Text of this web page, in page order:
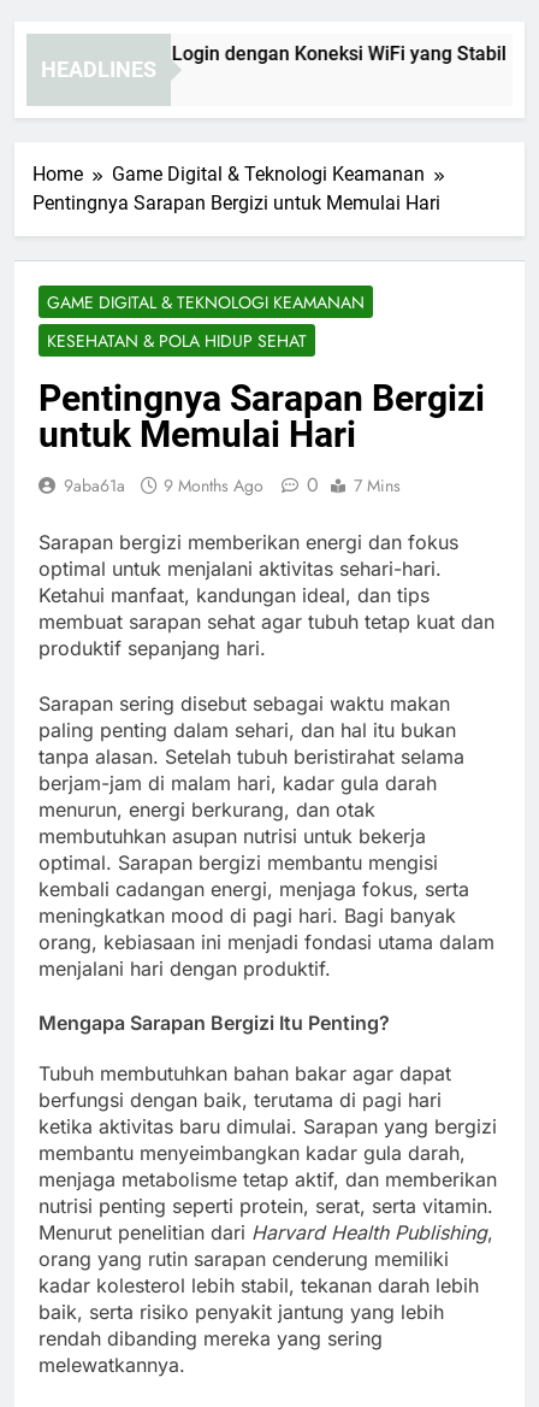
HEADLINES
EDWINSLOT Login dengan Koneksi WiFi yang Stabil
Ago
Home
Game Digital & Teknologi Keamanan
Pentingnya Sarapan Bergizi untuk Memulai Hari
GAME DIGITAL & TEKNOLOGI KEAMANAN
KESEHATAN & POLA HIDUP SEHAT
Pentingnya Sarapan Bergizi
untuk Memulai Hari
9aba61a 9 Months Ago 0 7 Mins
Sarapan bergizi memberikan energi dan fokus
optimal untuk menjalani aktivitas sehari-hari.
Ketahui manfaat, kandungan ideal, dan tips
membuat sarapan sehat agar tubuh tetap kuat dan
produktif sepanjang hari.
Sarapan sering disebut sebagai waktu makan
paling penting dalam sehari, dan hal itu bukan
tanpa alasan. Setelah tubuh beristirahat selama
berjam-jam di malam hari, kadar gula darah
menurun, energi berkurang, dan otak
membutuhkan asupan nutrisi untuk bekerja
optimal. Sarapan bergizi membantu mengisi
kembali cadangan energi, menjaga fokus, serta
meningkatkan mood di pagi hari. Bagi banyak
orang, kebiasaan ini menjadi fondasi utama dalam
menjalani hari dengan produktif.
Mengapa Sarapan Bergizi Itu Penting?
Tubuh membutuhkan bahan bakar agar dapat
berfungsi dengan baik, terutama di pagi hari
ketika aktivitas baru dimulai. Sarapan yang bergizi
membantu menyeimbangkan kadar gula darah,
menjaga metabolisme tetap aktif, dan memberikan
nutrisi penting seperti protein, serat, serta vitamin.
Menurut penelitian dari Harvard Health Publishing,
orang yang rutin sarapan cenderung memiliki
kadar kolesterol lebih stabil, tekanan darah lebih
baik, serta risiko penyakit jantung yang lebih
rendah dibanding mereka yang sering
melewatkannya.